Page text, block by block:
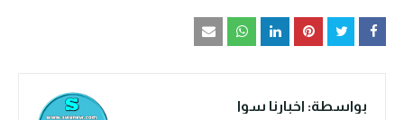
بواسطة: اخبارنا سوا